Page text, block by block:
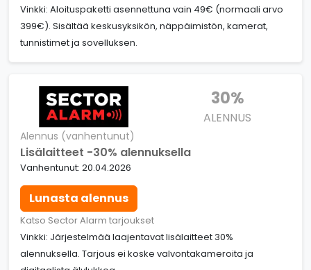
Vinkki: Aloituspaketti asennettuna vain 49€ (normaali arvo
399€). Sisältää keskusyksikön, näppäimistön, kamerat,
tunnistimet ja sovelluksen.
30%
ALENNUS
Alennus (vanhentunut)
Lisälaitteet -30% alennuksella
Vanhentunut: 20.04.2026
Lunasta alennus
Katso Sector Alarm tarjoukset
Vinkki: Järjestelmää laajentavat lisälaitteet 30%
alennuksella. Tarjous ei koske valvontakameroita ja